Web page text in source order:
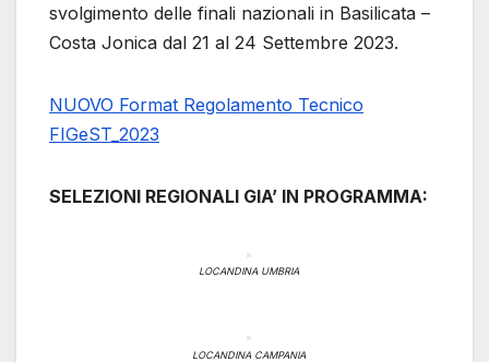
svolgimento delle finali nazionali in Basilicata –
Costa Jonica dal 21 al 24 Settembre 2023.
NUOVO Format Regolamento Tecnico
FIGeST_2023
SELEZIONI REGIONALI GIA’ IN PROGRAMMA:
LOCANDINA UMBRIA
LOCANDINA CAMPANIA